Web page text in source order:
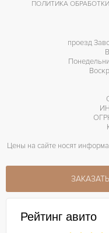
ЗАПАС ХОДАПОЛИТИКА
проезд
Цены на сайте носят
Рейтинг авито